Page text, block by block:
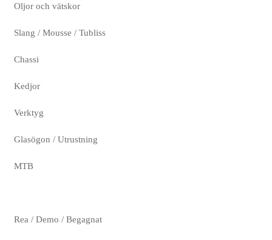
Oljor och vätskor
Slang / Mousse / Tubliss
Chassi
Kedjor
Verktyg
Glasögon / Utrustning
MTB
Rea / Demo / Begagnat